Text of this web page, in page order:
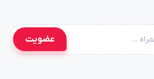
عضویت